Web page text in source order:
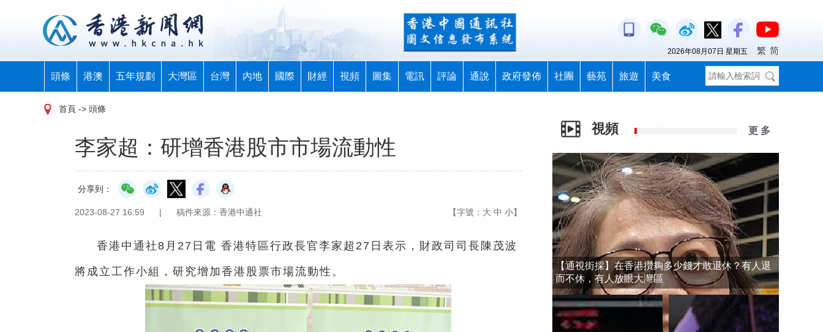
頭條 港澳 五年規劃 大灣區 台灣 內地 國際 財經 視頻 圖集 電訊 評論 通說 政府發佈 社團 藝苑 旅遊 美食
2026年08月07日 星期五 繁 简
首頁 -> 頭條
李家超：研增香港股市市場流動性
分享到：
2023-08-27 16:59 | 稿件來源：香港中通社 【字號： 大 中 小】
香港中通社8月27日電 香港特區行政長官李家超27日表示，財政司司長陳茂波
將成立工作小組，研究增加香港股票市場流動性。
視頻 更 多
【通視街採】在香港攢夠多少錢才敢退休？有人退
而不休，有人放眼大灣區